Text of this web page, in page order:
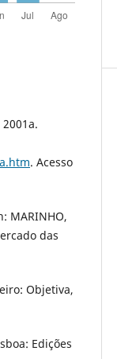
. Acesso
MARINHO,
das
Objetiva,
Edições